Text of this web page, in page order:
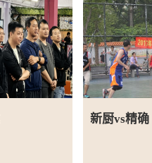
新厨vs精确